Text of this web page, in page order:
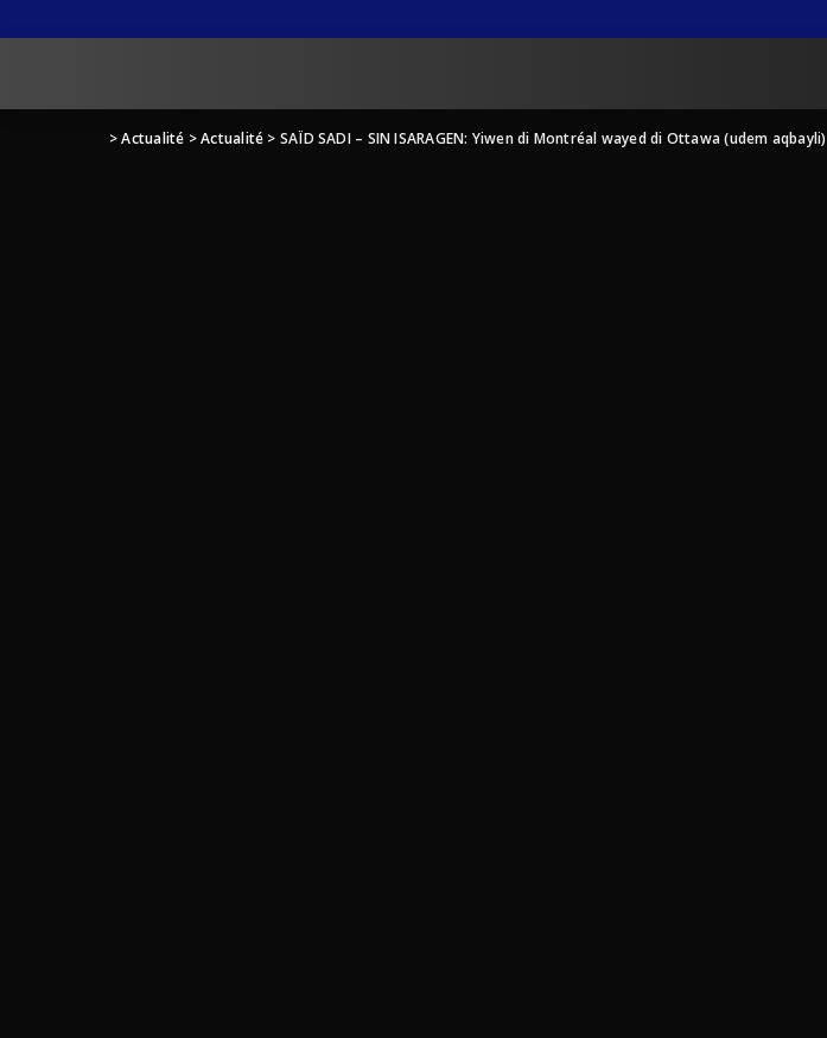
>Actualité >Actualité > SAÏD SADI – SIN ISARAGEN: Yiwen di Montréal wayed di Ottawa (udem aqbayli)